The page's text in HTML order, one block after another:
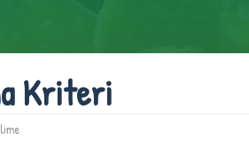
Kriteri